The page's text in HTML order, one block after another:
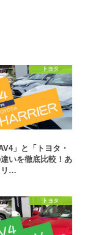
トヨタ
」と「トヨタ・
いを徹底比較！あ
リ…
トヨタ